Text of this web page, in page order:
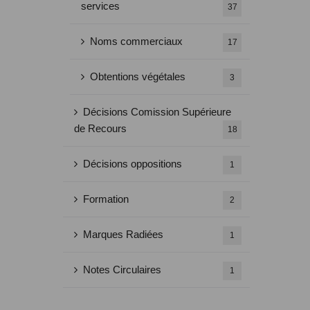
services 37
Noms commerciaux 17
Obtentions végétales 3
Décisions Comission Supérieure
de Recours
18
Décisions oppositions 1
Formation 2
Marques Radiées 1
Notes Circulaires 1